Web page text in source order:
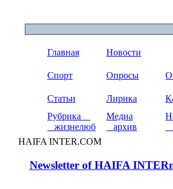
Главная Новости
Спорт Опросы
Статьи Лирика
Рубрика
жизнелюб
Медиа
архив
HAIFA INTER.COM
Newsletter of HAIFA